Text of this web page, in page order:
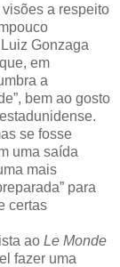
a respeito
Gonzaga
em
a
bem ao gosto
se fosse
uma saída
mais
para
certas
ao Le Monde
fazer uma